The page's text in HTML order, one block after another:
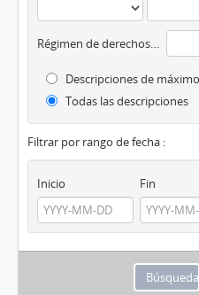
Régimen de derechos de autor
Descripciones de
Todas las descripciones
Filtrar por rango de fecha :
Inicio Fin